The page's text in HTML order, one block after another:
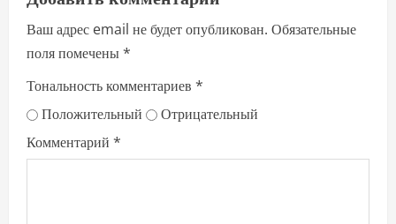
Ваш адрес email не будет опубликован. Обязательные
поля помечены*
Тональность комментариев *
Положительный
Отрицательный
Комментарий *